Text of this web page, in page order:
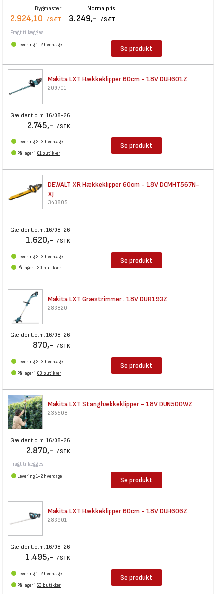
Bygmaster
2.924,10 / SÆT
Normalpris
3.249,- / SÆT
Fragt tillægges
Levering 1-2 hverdage Se produkt
Makita LXT Hækkeklipper 60cm - 18V DUH601Z
209701
Gælder t.o.m. 16/08-26
2.745,- / STK
Levering 2-3 hverdage
På lager i 61 butikker
Se produkt
DEWALT XR Hækkeklipper 60cm - 18V DCMHT567N-
XJ
343805
Gælder t.o.m. 16/08-26
1.620,- / STK
Levering 2-3 hverdage
På lager i 20 butikker
Se produkt
Makita LXT Græstrimmer . 18VDUR193Z
283820
Gælder t.o.m. 16/08-26
870,- / STK
Levering 2-3 hverdage
På lager i 63 butikker
Se produkt
Makita LXT Stanghækkeklipper - 18V DUN500WZ
235508
Gælder t.o.m. 16/08-26
2.870,- / STK
Fragt tillægges
Levering 1-2 hverdage Se produkt
Makita LXT Hækkeklipper 60cm - 18V DUH606Z
283901
Gælder t.o.m. 16/08-26
1.495,- / STK
Levering 1-2 hverdage
På lager i 53 butikker
Se produkt